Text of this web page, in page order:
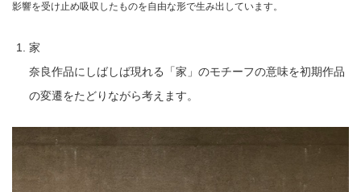
影響を受け止め吸収したものを自由な形で生み出しています。
家
奈良作品にしばしば現れる「家」のモチーフの意味を初期作品
の変遷をたどりながら考えます。